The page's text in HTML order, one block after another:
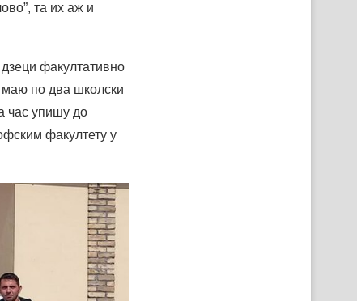
та их аж и
факултативно
маю по два школски
час упишу до
факултету у